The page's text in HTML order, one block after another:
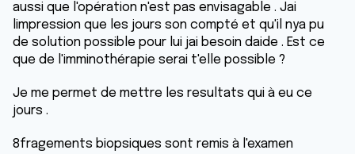
aussi que l'opération n'est pas envisagable . Jai
limpression que les jours son compté et qu'il nya pu
de solution possible pour lui jai besoin daide . Est ce
que de l'imminothérapie serai t'elle possible ?
Je me permet de mettre les resultats qui à eu ce
jours .
8fragements biopsiques sont remis à l'examen